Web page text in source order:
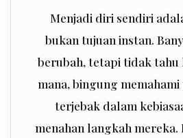
Menjadi diri sendiri
bukan tujuan instan.
berubah, tetapi tidak tahu
mana, bingung
terjebak dalam
menahan langkah mereka.